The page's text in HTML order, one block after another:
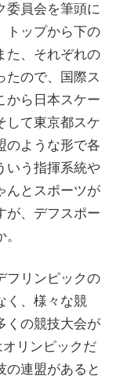
委員会を筆頭に
トップから下の
た、それぞれの
たので、国際ス
から日本スケー
して東京都スケ
のような形で各
いう指揮系統や
んとスポーツが
が、デフスポー
フリンピックの
く、様々な競
くの競技大会が
リンピックだ
の連盟があると